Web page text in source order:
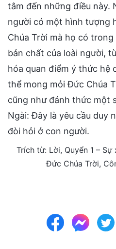
tâm đến những điều này.
người có một hình tượng
Chúa Trời mà họ có
bản chất của loài người,
hóa quan điểm ý thức hệ
thể mong mỏi Đức Chúa
cũng như đánh thức một
Ngài: Đây là yêu cầu duy
đòi hỏi ở con người.
Trích từ: Lời, Quyển 1 –
Đức Chúa Trời,